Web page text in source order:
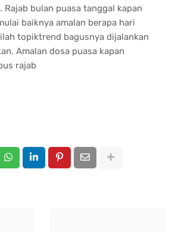
Rajab bulan puasa tanggal kapan
baiknya amalan berapa hari
topiktrend bagusnya dijalankan
Amalan dosa puasa kapan
rajab